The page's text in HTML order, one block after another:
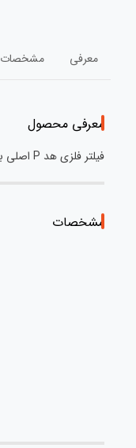
معرفی مشخصات
معرفی محصول
فیلتر فلزی هد P اصلی برای جلوگیری از ورود ذرات به نازل هد.
مشخصات